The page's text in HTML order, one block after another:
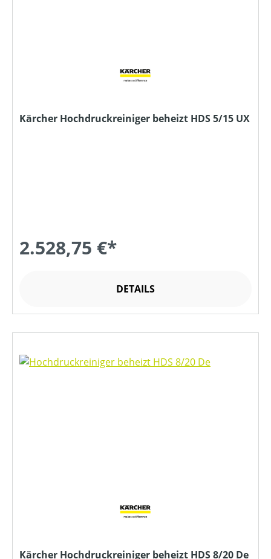
Kärcher Hochdruckreiniger beheizt HDS 5/15 UX
2.528,75 €*
DETAILS
Kärcher Hochdruckreiniger beheizt HDS 8/20 De